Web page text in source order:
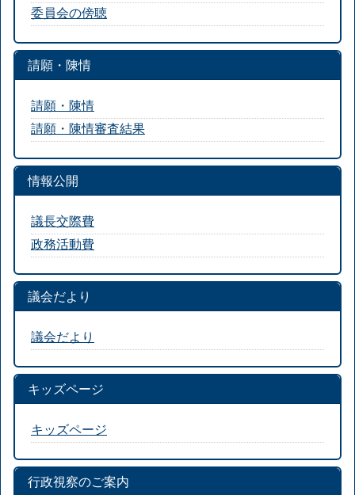
委員会の傍聴
請願・陳情
請願・陳情
請願・陳情審査結果
情報公開
議長交際費
政務活動費
議会だより
議会だより
キッズページ
キッズページ
行政視察のご案内